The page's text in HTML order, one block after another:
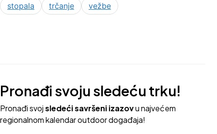
stopala
trčanje vežbe
Pronađi svoju sledeću trku!
Pronađi svojsledeći savršeni izazovu najvećem
regionalnom kalendar outdoor događaja!